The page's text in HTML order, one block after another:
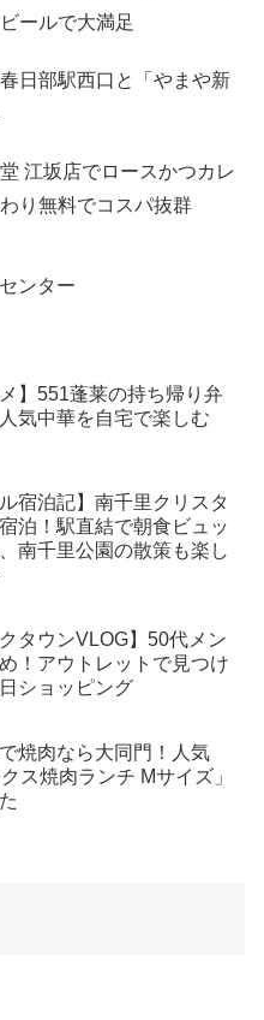
ールで大満足
日部駅西口と「やまや新
江坂店でロースかつカレ
り無料でコスパ抜群
ンター
メ】551蓬莱の持ち帰り弁
気中華を自宅で楽しむ
ル宿泊記】南千里クリスタ
泊！駅直結で朝食ビュッ
南千里公園の散策も楽し
クタウンVLOG】50代メン
！アウトレットで見つけ
ショッピング
焼肉なら大同門！人気
ス焼肉ランチ Mサイズ」